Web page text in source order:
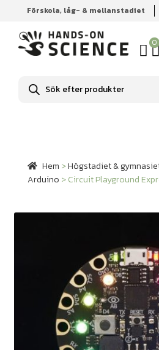
Förskola, låg- & mellanstadiet
0
Produktsökning
Hem Högstadiet & gymnasiet
Circuit Playground Express
Hem >Högstadiet &
Arduino >Circuit Playground